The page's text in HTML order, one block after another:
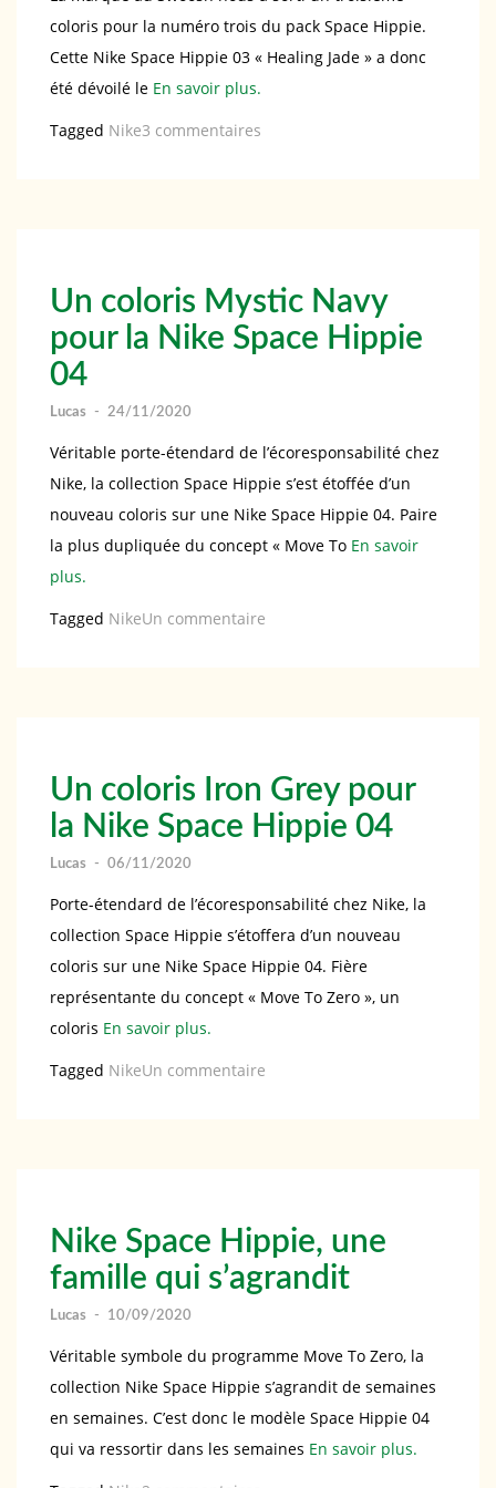
coloris pour la numéro trois du pack Space Hippie.
Cette Nike Space Hippie 03 « Healing Jade » a donc
été dévoilé le En savoir plus.
Tagged Nike3 commentaires
Nike
Space
Hippie
Un coloris Mystic Navy
pour la Nike Space Hippie
04
Lucas - 24/11/2020
Véritable porte-étendard de l’écoresponsabilité chez
Nike, la collection Space Hippie s’est étoffée d’un
nouveau coloris sur une Nike Space Hippie 04. Paire
la plus dupliquée du concept « Move To En savoir
plus.
Tagged NikeUn commentaire
pour
la
Nike
Hippie
04
Un coloris Iron Grey pour
la Nike Space Hippie 04
Lucas - 06/11/2020
Porte-étendard de l’écoresponsabilité chez Nike, la
collection Space Hippie s’étoffera d’un nouveau
coloris sur une Nike Space Hippie 04. Fière
représentante du concept « Move To Zero », un
coloris En savoir plus.
Tagged NikeUn commentaire
pour
la
Nike
Hippie
04
Nike Space Hippie, une
famille qui s’agrandit
Lucas - 10/09/2020
Véritable symbole du programme Move To Zero, la
collection Nike Space Hippie s’agrandit de semaines
en semaines. C’est donc le modèle Space Hippie 04
qui va ressortir dans les semaines En savoir plus.